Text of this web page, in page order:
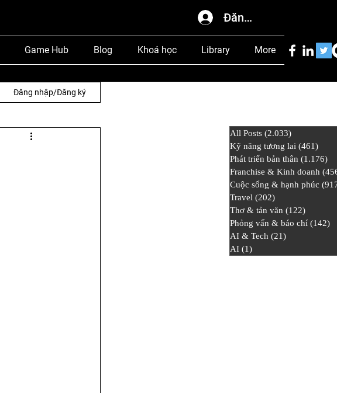
Đăng nhập
Game Hub Blog Khoá học Library More
Đăng nhập/Đăng ký
All Posts (2.033)
Kỹ năng tương lai (461)
Phát triển bản thân (1.176)
Franchise & Kinh doanh
Cuộc sống & hạnh phúc
Travel (202)
Thơ & tản văn (122)
Phỏng vấn & báo chí (142)
AI & Tech (21)
AI (1)